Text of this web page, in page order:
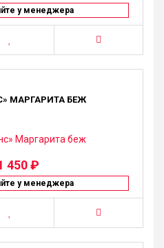
у менеджера
МАРГАРИТА БЕЖ
450 ₽
у менеджера